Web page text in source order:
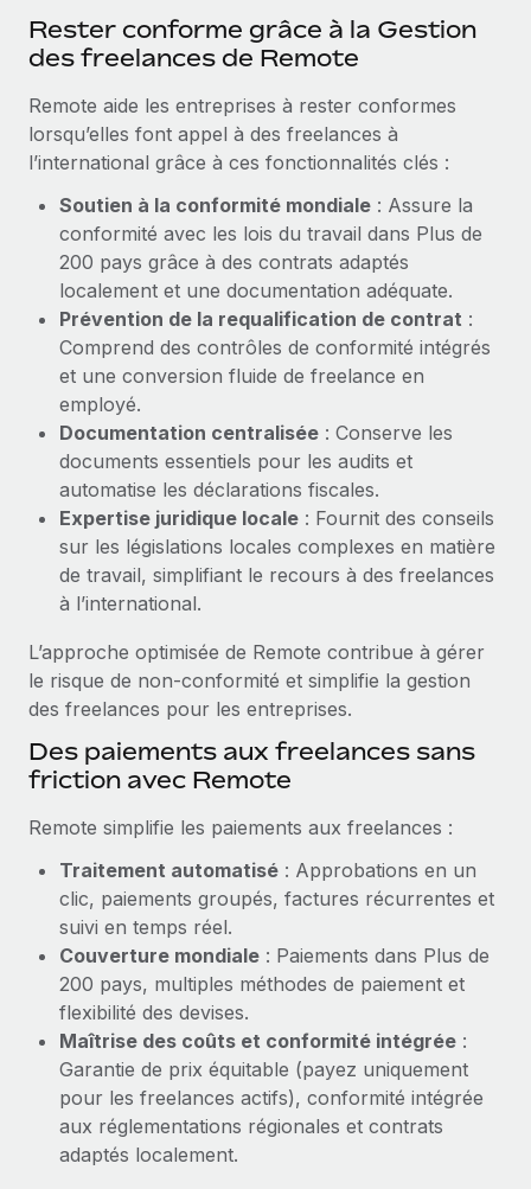
Remote Watchtower
Gardez un temps d’avance sur les risques en
Gestion des appareils
Achetez et suivez vos équipements informatiques
Création d’entité
Établissez des entités rapidement et en toute
conformité
Mobilité et déménagement international
Organisez facilement le déménagement de vos
employés
Avantages sociaux
Gérez facilement les avantages sociaux
BLOG
Paie multipays
EOR et PEO
Gestion des freelances
Taxes
Explorer le blog
BLOG
Mises à jour des produits de Remote :
Intégrations Gusto et Xero et Gestion des
freelances Plus
Remote a toujours pour mission d'aider les entreprises de
toute taille à embaucher, gérer et payer...
En savoir plus
répartis dans 19 pays grâce à Remote
Phiture, un leader notable du conseil en matière de
croissance mobile internationale, encourage les...
En savoir plus
Rester conforme grâce à la Gestion
des freelances de Remote
Remote aide les entreprises à rester conformes
lorsqu’elles font appel à des freelances à
l’international grâce à ces fonctionnalités clés :
Soutien à la conformité mondiale : Assure la
conformité avec les lois du travail dans Plus de
200 pays grâce à des contrats adaptés
localement et une documentation adéquate.
Prévention de la requalification de contrat :
Comprend des contrôles de conformité intégrés
et une conversion fluide de freelance en
employé.
Documentation centralisée : Conserve les
documents essentiels pour les audits et
automatise les déclarations fiscales.
Expertise juridique locale : Fournit des conseils
sur les législations locales complexes en matière
de travail, simplifiant le recours à des freelances
à l’international.
L’approche optimisée de Remote contribue à gérer
le risque de non-conformité et simplifie la gestion
des freelances pour les entreprises.
Des paiements aux freelances sans
friction avec Remote
Remote simplifie les paiements aux freelances :
Traitement automatisé : Approbations en un
clic, paiements groupés, factures récurrentes et
suivi en temps réel.
Couverture mondiale : Paiements dans Plus de
200 pays, multiples méthodes de paiement et
flexibilité des devises.
Maîtrise des coûts et conformité intégrée :
Garantie de prix équitable (payez uniquement
pour les freelances actifs), conformité intégrée
aux réglementations régionales et contrats
adaptés localement.